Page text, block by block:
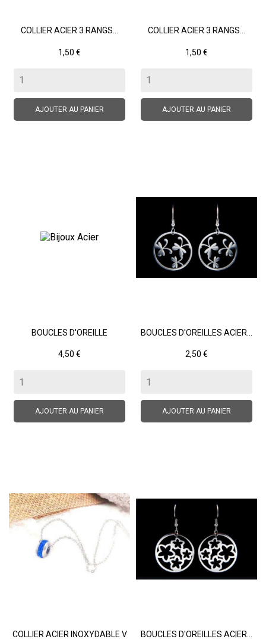
COLLIER ACIER 3 RANGS...
Prix
1,50 €
AJOUTER AU PANIER
COLLIER ACIER 3 RANGS...
Prix
1,50 €
AJOUTER AU PANIER
BOUCLES D'OREILLE
Prix
4,50 €
AJOUTER AU PANIER
BOUCLES D'OREILLES ACIER...
Prix
2,50 €
AJOUTER AU PANIER
COLLIER ACIER INOXYDABLE V BOUCLES D'OREILLES ACIER...